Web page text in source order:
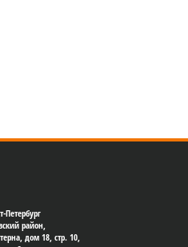
Петербург
район,
дом 18, стр. 10,